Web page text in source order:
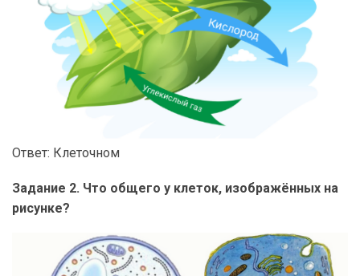
Ответ: Клеточном
Задание 2. Что общего у клеток, изображённых на
рисунке?